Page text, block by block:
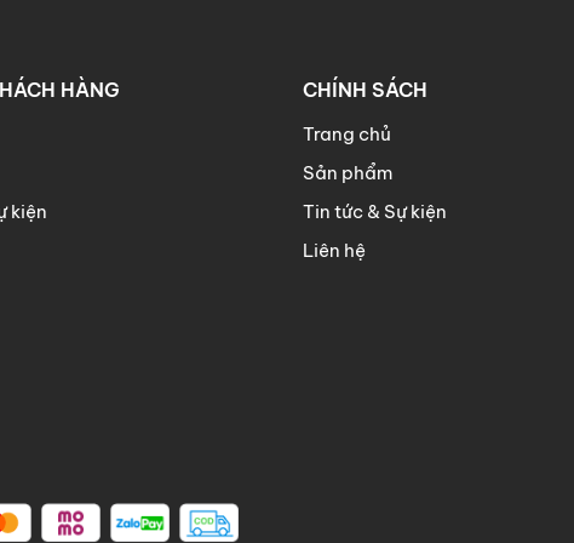
HÀNG
kiện
CHÍNH SÁCH
Trang chủ
Sản phẩm
Tin tức & Sự kiện
Liên hệ